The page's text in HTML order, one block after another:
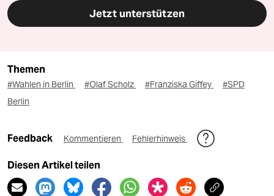
Jetzt unterstützen
Themen
#Wahlen in Berlin #Olaf Scholz #Franziska Giffey
#SPD
Berlin
Feedback Kommentieren Fehlerhinweis
Diesen Artikel teilen